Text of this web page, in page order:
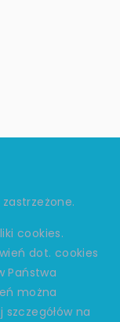
cookies.
dot. cookies
Państwa
można
na